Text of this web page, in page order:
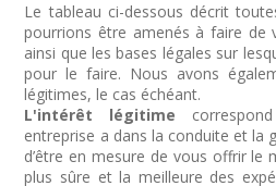
Le tableau ci-dessous décrit
pourrions être amenés à faire de
ainsi que les bases légales sur
pour le faire. Nous avons
légitimes, le cas échéant.
L'intérêt légitime
entreprise a dans la conduite et la
d’être en mesure de vous offrir le
plus sûre et la meilleure des